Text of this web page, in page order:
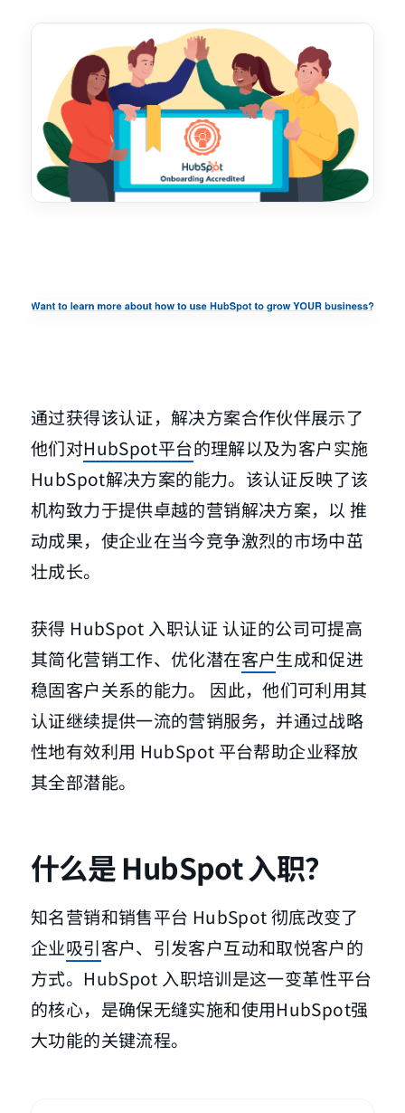
通过获得该认证，解决方案合作伙伴展示了
他们对HubSpot平台的理解以及为客户实施
HubSpot解决方案的能力。该认证反映了该
机构致力于提供卓越的营销解决方案，以 推
动成果，使企业在当今竞争激烈的市场中茁
壮成长。
获得 HubSpot 入职认证 认证的公司可提高
其简化营销工作、优化潜在客户生成和促进
稳固客户关系的能力。 因此，他们可利用其
认证继续提供一流的营销服务，并通过战略
性地有效利用 HubSpot 平台帮助企业释放
其全部潜能。
什么是 HubSpot 入职？
知名营销和销售平台 HubSpot 彻底改变了
企业吸引客户、引发客户互动和取悦客户的
方式。HubSpot 入职培训是这一变革性平台
的核心，是确保无缝实施和使用HubSpot强
大功能的关键流程。